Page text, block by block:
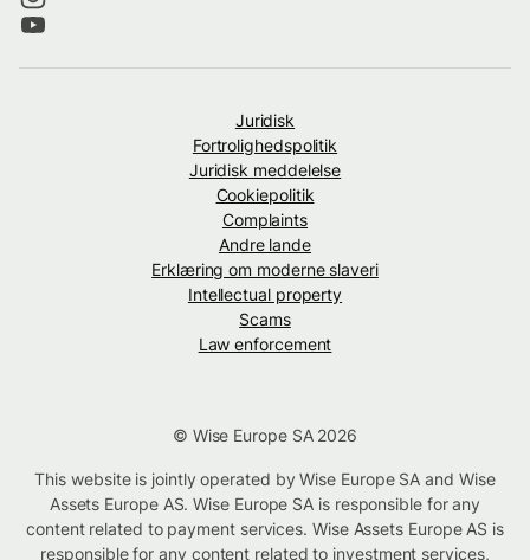
Juridisk
Fortrolighedspolitik
Juridisk meddelelse
Cookiepolitik
Complaints
Andre lande
Erklæring om moderne slaveri
Intellectual property
Scams
Law enforcement
© Wise Europe SA 2026
This website is jointly operated by Wise Europe SA and Wise
Assets Europe AS. Wise Europe SA is responsible for any
content related to payment services. Wise Assets Europe AS is
responsible for any content related to investment services,